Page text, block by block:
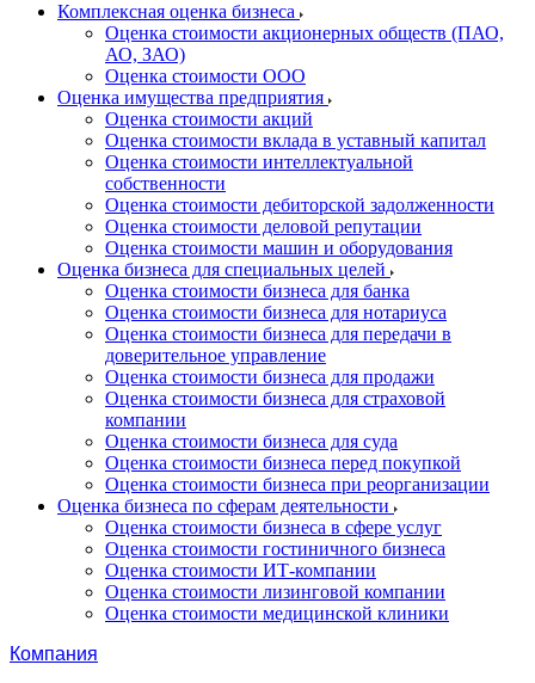
Комплексная оценка бизнеса
Оценка стоимости акционерных обществ (ПАО,
АО, ЗАО)
Оценка стоимости ООО
Оценка имущества предприятия
Оценка стоимости акций
Оценка стоимости вклада в уставный капитал
Оценка стоимости интеллектуальной
собственности
Оценка стоимости дебиторской задолженности
Оценка стоимости деловой репутации
Оценка стоимости машин и оборудования
Оценка бизнеса для специальных целей
Оценка стоимости бизнеса для банка
Оценка стоимости бизнеса для нотариуса
Оценка стоимости бизнеса для передачи в
доверительное управление
Оценка стоимости бизнеса для продажи
Оценка стоимости бизнеса для страховой
компании
Оценка стоимости бизнеса для суда
Оценка стоимости бизнеса перед покупкой
Оценка стоимости бизнеса при реорганизации
Оценка бизнеса по сферам деятельности
Оценка стоимости бизнеса в сфере услуг
Оценка стоимости гостиничного бизнеса
Оценка стоимости ИТ-компании
Оценка стоимости лизинговой компании
Оценка стоимости медицинской клиники
Компания